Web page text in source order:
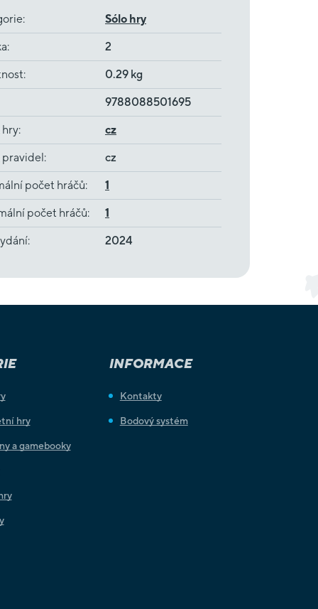
: Sólo hry
: 2
: 0.29 kg
9788088501695
hry: cz
pravidel: cz
počet hráčů: 1
počet hráčů: 1
: 2024
hry
a gamebooky
INFORMACE
Kontakty
Bodový systém